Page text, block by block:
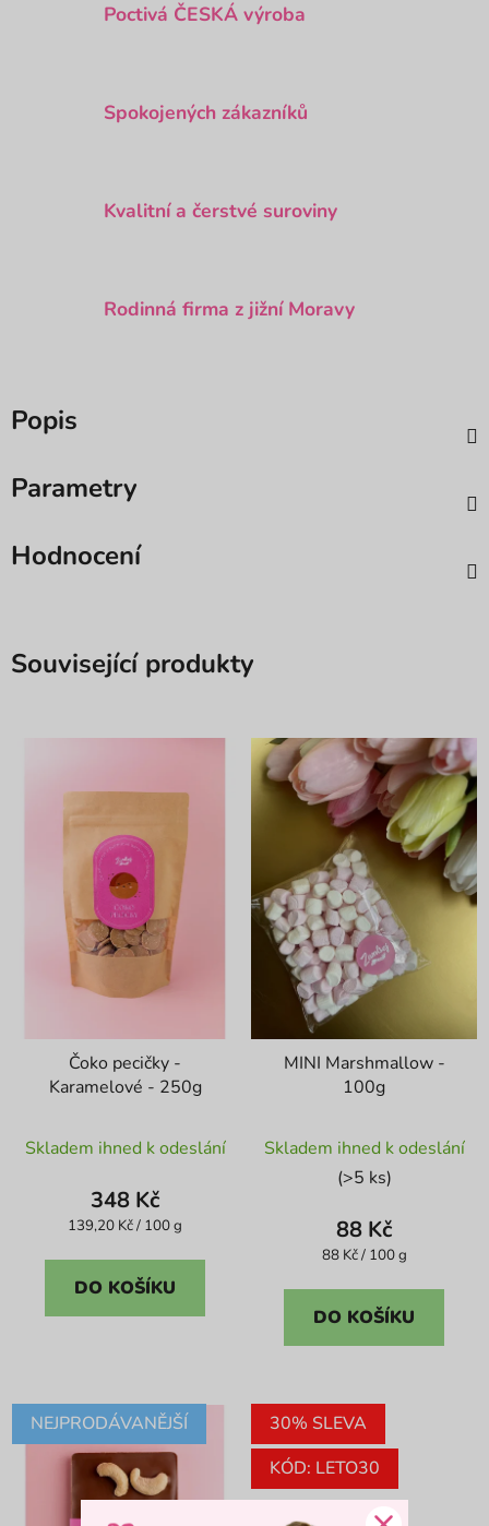
Poctivá ČESKÁ výroba
Spokojených zákazníků
Kvalitní a čerstvé suroviny
Rodinná firma z jižní Moravy
Popis
Parametry
Hodnocení
Související produkty
Čoko pecičky -
Karamelové - 250g
hodnocení
produktu
je
z
Skladem ihned k odeslání
348 Kč
Měrná
139,20 Kč / 100 g
DO KOŠÍKU
MINI Marshmallow -
100g
hodnocení
produktu
je
5,0
5
Skladem ihned k odeslání
(>5 ks)
88 Kč
Měrná
88 Kč / 100 g
DO KOŠÍKU
NEJPRODÁVANĚJŠÍ
30% SLEVA
KÓD: LETO30